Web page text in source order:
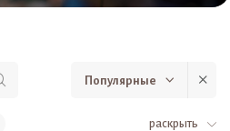
Популярные
раскрыть